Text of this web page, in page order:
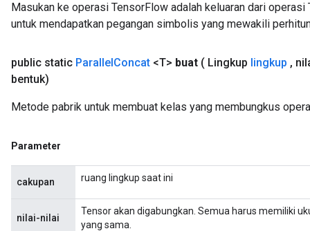
Masukan ke operasi TensorFlow adalah keluaran dari
untuk mendapatkan pegangan simbolis yang mewakili
public static ParallelConcat <T> buat ( Lingkup lingkup ,
bentuk)
Metode pabrik untuk membuat kelas yang membungkus
Parameter
cakupan ruang lingkup saat ini
nilai-nilai
Tensor akan digabungkan. Semua harus memiliki
yang sama.